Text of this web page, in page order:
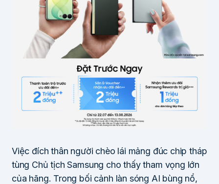
Việc đích thân người chèo lái mảng đúc chip tháp
tùng Chủ tịch Samsung cho thấy tham vọng lớn
của hãng. Trong bối cảnh làn sóng AI bùng nổ,